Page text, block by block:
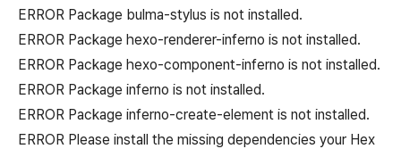
ERROR Package bulma-stylus is not installed.
ERROR Package hexo-renderer-inferno is not installed.
ERROR Package hexo-component-inferno is not installed.
ERROR Package inferno is not installed.
ERROR Package inferno-create-element is not installed.
ERROR Please install the missing dependencies your Hex